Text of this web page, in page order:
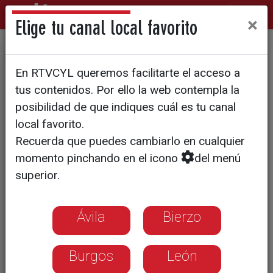
Los ciberdelitos han crecido
en Castilla y León el 70%
Elige tu canal local favorito ×
En RTVCYL queremos facilitarte el acceso a
tus contenidos. Por ello la web contempla la
posibilidad de que indiques cuál es tu canal
local favorito.
Recuerda que puedes cambiarlo en cualquier
momento pinchando en el icono
del menú
superior.
Ávila Bierzo
Burgos León